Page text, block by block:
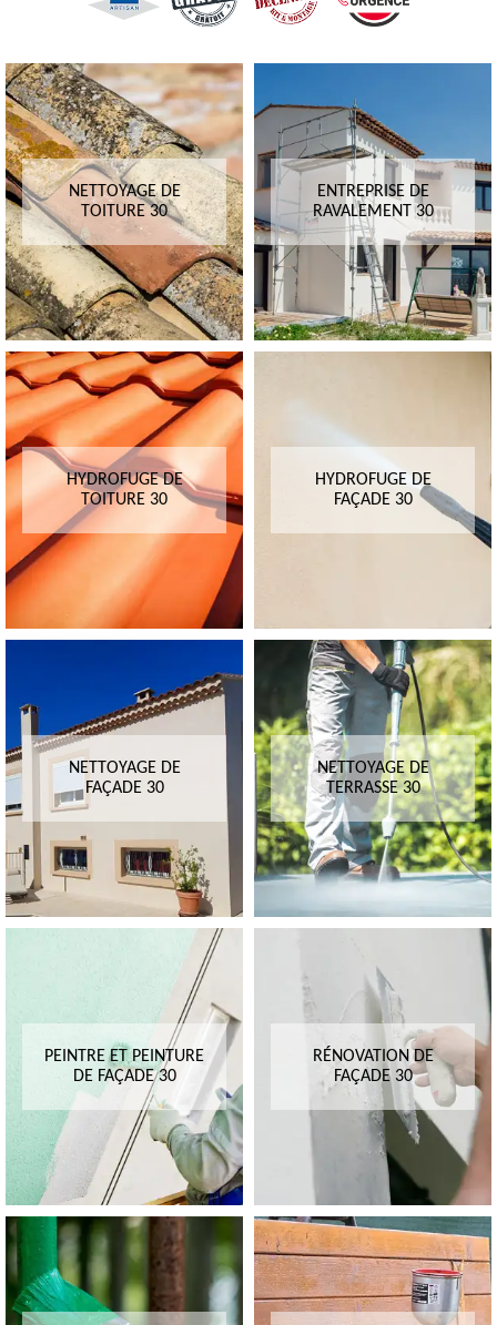
NETTOYAGE DE
TOITURE 30
ENTREPRISE DE
RAVALEMENT 30
HYDROFUGE DE
TOITURE 30
HYDROFUGE DE
FAÇADE 30
NETTOYAGE DE
FAÇADE 30
NETTOYAGE DE
TERRASSE 30
PEINTRE ET PEINTURE
DE FAÇADE 30
RÉNOVATION DE
FAÇADE 30